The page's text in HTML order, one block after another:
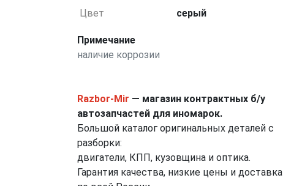
Цвет
серый
Примечание
наличие коррозии
Razbor-Mir — магазин контрактных б/у
автозапчастей для иномарок.
Большой каталог оригинальных деталей с
разборки:
двигатели, КПП, кузовщина и оптика.
Гарантия качества, низкие цены и доставка